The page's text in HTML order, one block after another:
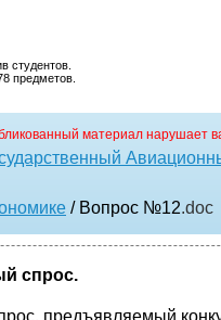
студентов.
предметов.
материал нарушает
/ Вопрос №12.doc
спрос.
предъявляемый